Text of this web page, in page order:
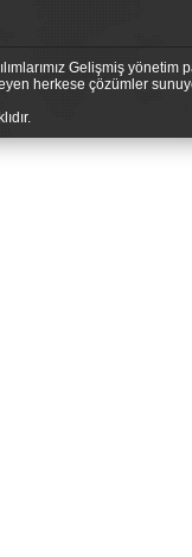
Gelişmiş
herkese çözümler